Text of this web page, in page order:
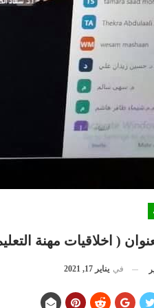
( اخلاقيات مهنة
في يناير 17, 2021